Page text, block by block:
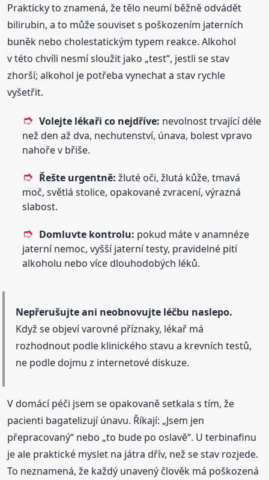
Prakticky to znamená, že tělo neumí běžně odvádět
bilirubin, a to může souviset s poškozením jaterních
buněk nebo cholestatickým typem reakce. Alkohol
v této chvíli nesmí sloužit jako „test“, jestli se stav
zhorší; alkohol je potřeba vynechat a stav rychle
vyšetřit.
Volejte lékaři co nejdříve: nevolnost trvající déle
než den až dva, nechutenství, únava, bolest vpravo
nahoře v břiše.
Řešte urgentně: žluté oči, žlutá kůže, tmavá
moč, světlá stolice, opakované zvracení, výrazná
slabost.
Domluvte kontrolu: pokud máte v anamnéze
jaterní nemoc, vyšší jaterní testy, pravidelné pití
alkoholu nebo více dlouhodobých léků.
Nepřerušujte ani neobnovujte léčbu naslepo.
Když se objeví varovné příznaky, lékař má
rozhodnout podle klinického stavu a krevních testů,
ne podle dojmu z internetové diskuze.
V domácí péči jsem se opakovaně setkala s tím, že
pacienti bagatelizují únavu. Říkají: „Jsem jen
přepracovaný“ nebo „to bude po oslavě“. U terbinafinu
je ale praktické myslet na játra dřív, než se stav rozjede.
To neznamená, že každý unavený člověk má poškozená